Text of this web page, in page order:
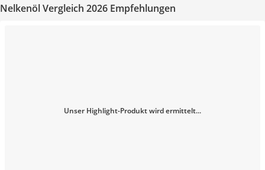
Nelkenöl Vergleich 2026 Empfehlungen
Unser Highlight-Produkt wird ermittelt...